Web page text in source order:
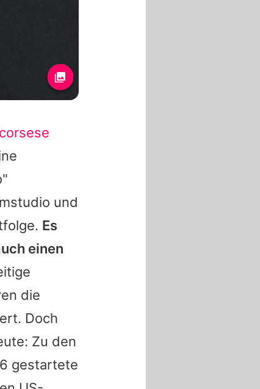
und
Es
einen
die
Doch
Zu den
gestartete